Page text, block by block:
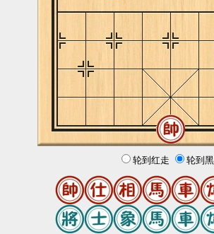
轮到红走 轮到